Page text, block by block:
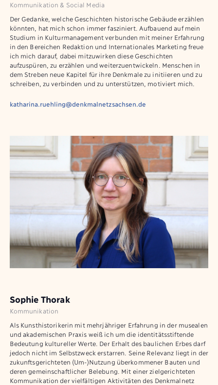
Kommunikation & Social Media
Der Gedanke, welche Geschichten historische Gebäude erzählen
könnten, hat mich schon immer fasziniert. Aufbauend auf mein
Studium in Kulturmanagement verbunden mit meiner Erfahrung
in den Bereichen Redaktion und Internationales Marketing freue
ich mich darauf, dabei mitzuwirken diese Geschichten
aufzuspüren, zu erzählen und weiterzuentwickeln. Menschen in
dem Streben neue Kapitel für ihre Denkmale zu initiieren und zu
schreiben, zu verbinden und zu unterstützen, motiviert mich.
katharina.ruehling@denkmalnetzsachsen.de
Sophie Thorak
Kommunikation
Als Kunsthistorikerin mit mehrjähriger Erfahrung in der musealen
und akademischen Praxis weiß ich um die identitätsstiftende
Bedeutung kultureller Werte. Der Erhalt des baulichen Erbes darf
jedoch nicht im Selbstzweck erstarren. Seine Relevanz liegt in der
zukunftsgerichteten (Um-)Nutzung überkommener Bauten und
deren gemeinschaftlicher Belebung. Mit einer zielgerichteten
Kommunikation der vielfältigen Aktivitäten des Denkmalnetz